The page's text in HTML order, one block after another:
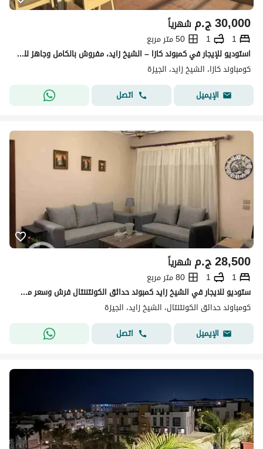
ج.م30,000 شهرياً
1
1
50 متر مربع
استوديو للإيجار في كمبوند كازا – الشيخ زايد، مفروش بالكامل وجاهز للسكن، في موقع مميز بالقرب من أهم الطرق والخدمات\.
كومباوند كازا، الشيخ زايد، الجيزة
الإيميل
اتصل
ج.م28,500 شهرياً
1
1
80 متر مربع
ستوديو للايجار في الشيخ زايد كمبوند حدائق الكونتننتال فرش وسعر ممتاز
كومباوند حدائق الكونتنتال، الشيخ زايد، الجيزة
الإيميل
اتصل